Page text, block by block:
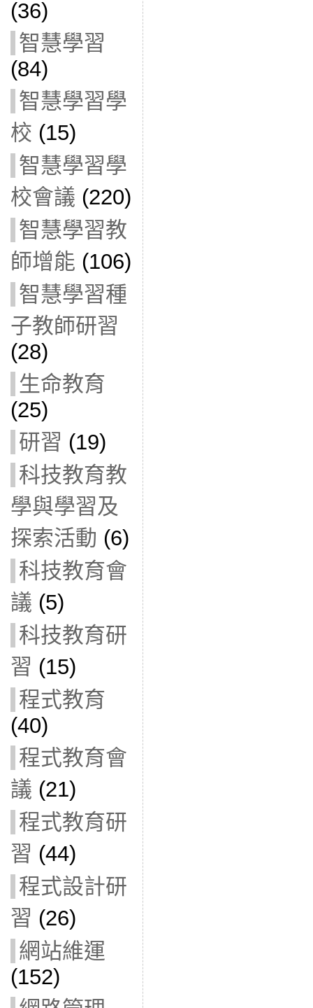
(36)
智慧學習
(84)
智慧學習學
校 (15)
智慧學習學
校會議 (220)
智慧學習教
師增能 (106)
智慧學習種
子教師研習
(28)
生命教育
(25)
研習 (19)
科技教育教
學與學習及
探索活動 (6)
科技教育會
議 (5)
科技教育研
習 (15)
程式教育
(40)
程式教育會
議 (21)
程式教育研
習 (44)
程式設計研
習 (26)
網站維運
(152)